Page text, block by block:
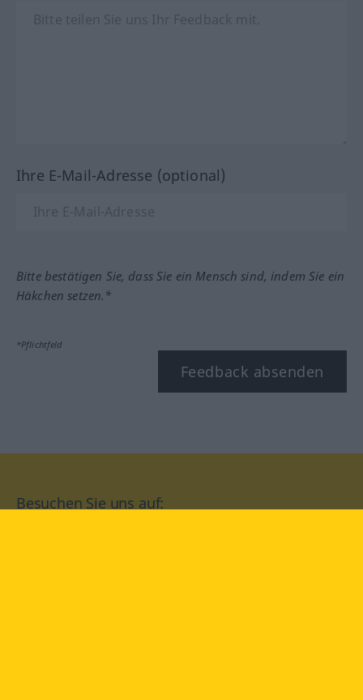
Ihre E-Mail-Adresse (optional)
Bitte bestätigen Sie, dass Sie ein Mensch sind, indem Sie ein
Häkchen setzen.*
*Pflichtfeld
Feedback absenden
Besuchen Sie uns auf: